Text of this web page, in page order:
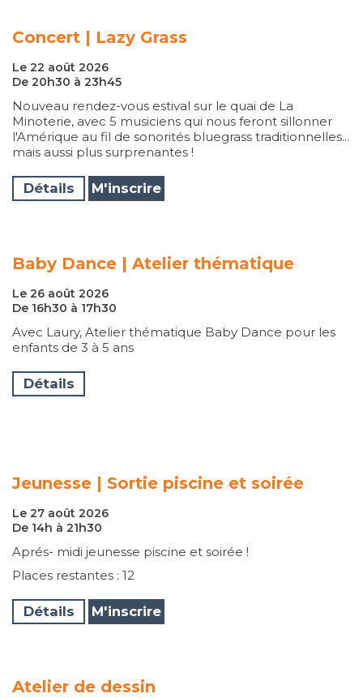
Concert | Lazy Grass
Le 22 août 2026
De 20h30 à 23h45
Nouveau rendez-vous estival sur le quai de La
Minoterie, avec 5 musiciens qui nous feront sillonner
l'Amérique au fil de sonorités bluegrass traditionnelles...
mais aussi plus surprenantes !
Détails M'inscrire
Baby Dance | Atelier thématique
Le 26 août 2026
De 16h30 à 17h30
Avec Laury, Atelier thématique Baby Dance pour les
enfants de 3 à 5 ans
Détails
Jeunesse | Sortie piscine et soirée
Le 27 août 2026
De 14h à 21h30
Aprés- midi jeunesse piscine et soirée !
Places restantes : 12
Détails M'inscrire
Atelier de dessin